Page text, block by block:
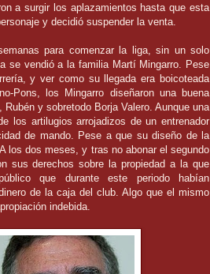
a surgir los aplazamientos hasta que esta
y decidió suspender la venta.
para comenzar la liga, sin un solo
se vendió a la familia Martí Mingarro. Pese
y ver como su llegada era boicoteada
Pons, los Mingarro diseñaron una buena
y sobretodo Borja Valero. Aunque una
los artilugios arrojadizos de un entrenador
de mando. Pese a que su diseño de la
los dos meses, y tras no abonar el segundo
sus derechos sobre la propiedad a la que
que durante este periodo habían
de la caja del club. Algo que el mismo
indebida.